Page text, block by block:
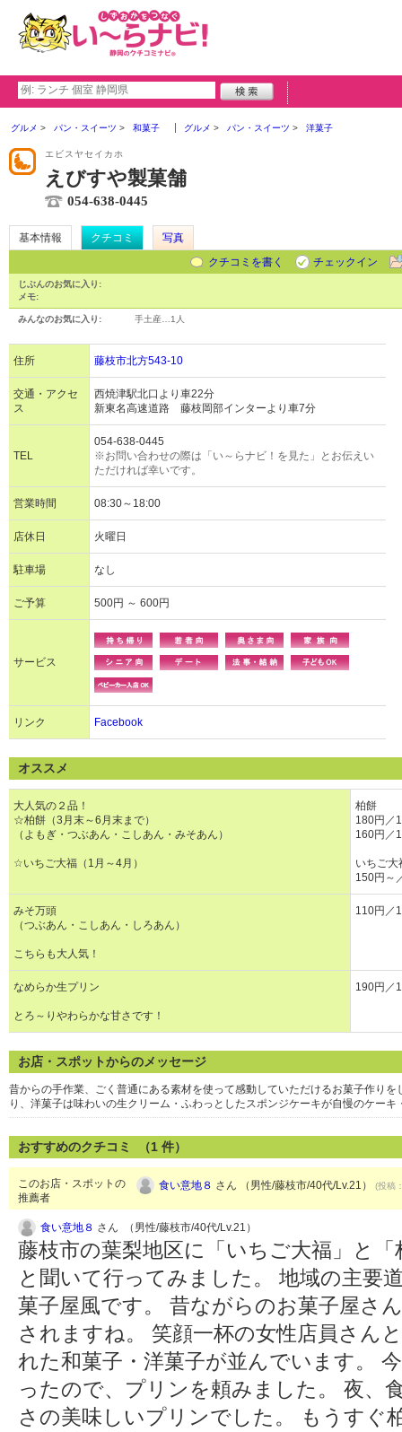
グルメ パン・スイーツ 和菓子 グルメ パン・スイーツ 洋菓子
エビスヤセイカホ
えびすや製菓舗
054-638-0445
基本情報 クチコミ
写真
クチコミを書く
チェックイン
じぶんのお気に入り:
メモ:
みんなのお気に入り: 手土産… 1人
住所 藤枝市北方543-10
交通・アクセ
ス
西焼津駅北口より車22分
新東名高速道路 藤枝岡部インターより車7分
TEL
054-638-0445
※お問い合わせの際は「い～らナビ！を見た」とお伝えい
ただければ幸いです。
営業時間 08:30～18:00
店休日 火曜日
駐車場 なし
ご予算 500円 ～ 600円
サービス
リンク Facebook
オススメ
大人気の２品！
☆柏餅（3月末～6月末まで）
（よもぎ・つぶあん・こしあん・みそあん）
☆いちご大福（1月～4月）
柏餅
180円／
160円／
いちご大
150円～
みそ万頭
（つぶあん・こしあん・しろあん）
こちらも大人気！
110円／
なめらか生プリン
とろ～りやわらかな甘さです！
190円／
お店・スポットからのメッセージ
昔からの手作業、ごく普通にある素材を使って感動していただけるお菓子作り
り、洋菓子は味わいの生クリーム・ふわっとしたスポンジケーキが自慢のケー
おすすめのクチコミ （1 件）
このお店・スポットの
推薦者
食い意地８ さん （男性/藤枝市/40代/Lv.21） (投稿
食い意地８ さん （男性/藤枝市/40代/Lv.21）
藤枝市の葉梨地区に「いちご大福」と
と聞いて行ってみました。 地域の主要
菓子屋風です。 昔ながらのお菓子屋さ
されますね。 笑顔一杯の女性店員さん
れた和菓子・洋菓子が並んでいます。
ったので、プリンを頼みました。 夜、
さの美味しいプリンでした。 もうすぐ